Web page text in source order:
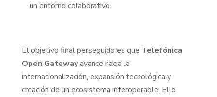
un entorno colaborativo.
El objetivo final perseguido es que Telefónica
Open Gatewayavance hacia la
internacionalización, expansión tecnológica y
creación de un ecosistema interoperable. Ello